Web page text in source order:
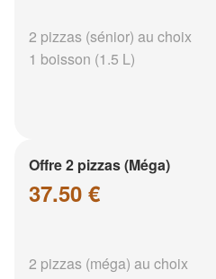
2 pizzas (sénior) au choix
1 boisson (1.5 L)
Offre 2 pizzas (Méga)
37.50 €
2 pizzas (méga) au choix